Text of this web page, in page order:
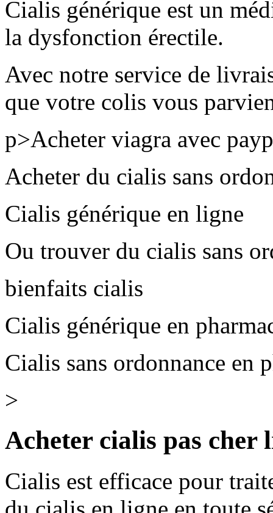
Cialis générique est un
la dysfonction érectile.
Avec notre service de
que votre colis vous
p>Acheter viagra avec
Acheter du cialis sans
Cialis générique en ligne
Ou trouver du cialis sans
bienfaits cialis
Cialis générique en
Cialis sans ordonnance en
>
Acheter cialis pas cher
Cialis est efficace pour